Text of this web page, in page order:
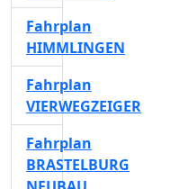
Fahrplan
HIMMLINGEN
Fahrplan
VIERWEGZEIGER
Fahrplan
BRASTELBURG